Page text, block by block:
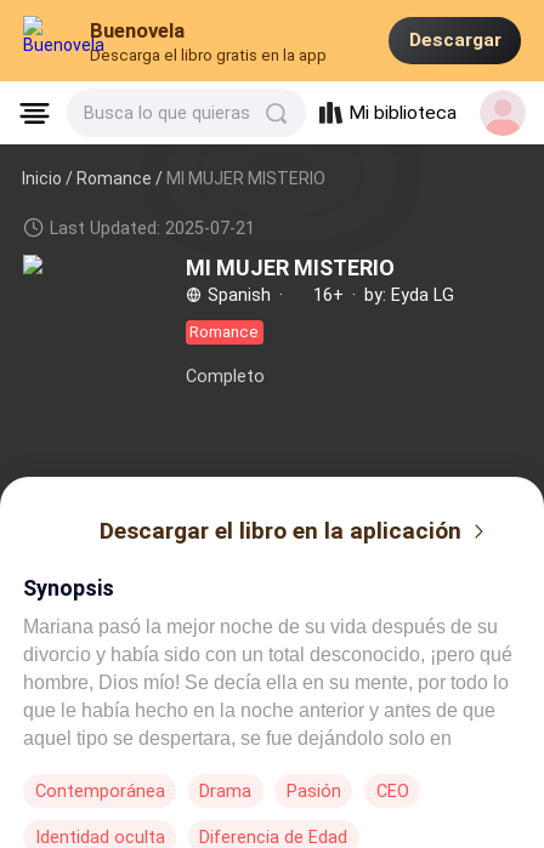
Buenovela
Descarga el libro gratis en la app
Descargar
Busca lo que quieras Mi biblioteca
Inicio /Romance / MI MUJER MISTERIO
Last Updated: 2025-07-21
MI MUJER MISTERIO
Spanish · 16+ · by: Eyda LG
Romance
Completo
Descargar el libro en la aplicación
Synopsis
Mariana pasó la mejor noche de su vida después de su
divorcio y había sido con un total desconocido, ¡pero qué
hombre, Dios mío! Se decía ella en su mente, por todo lo
que le había hecho en la noche anterior y antes de que
aquel tipo se despertara, se fue dejándolo solo en
a encontrar en una situación muy diferente de la de
Contemporánea Drama Pasión CEO
Identidad oculta Diferencia de Edad